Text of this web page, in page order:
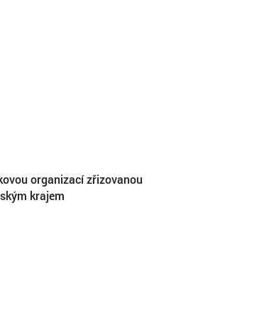
organizací zřizovanou
krajem